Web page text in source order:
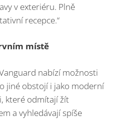
v exteriéru. Plně
recepce.“
místě
nabízí možnosti
jiné obstojí i jako moderní
které odmítají žít
a vyhledávají spíše